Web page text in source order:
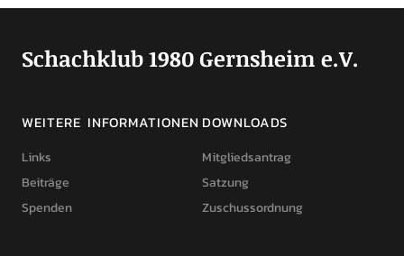
Schachklub 1980 Gernsheim e.V.
WEITERE INFORMATIONEN
Links
Beiträge
Spenden
DOWNLOADS
Mitgliedsantrag
Satzung
Zuschussordnung